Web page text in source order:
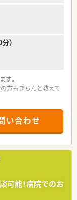
）
す。
方もきちんと教えて
い合わせ
可能！病院でのお